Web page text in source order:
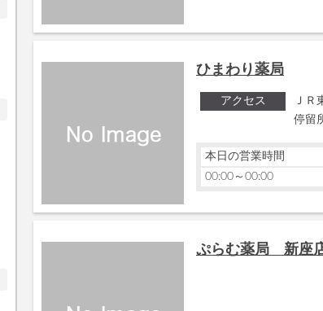
ひまわり薬局
アクセス
ＪＲ
停留
本日の営業時間
00:00～00:00
ぷらむ薬局 新座